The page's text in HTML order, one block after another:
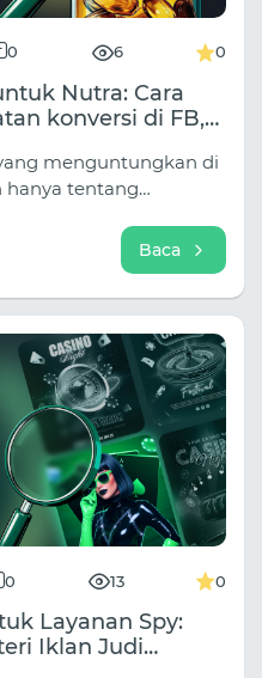
0 6 0
Nutra: Cara
konversi di FB,
menguntungkan di
hanya tentang
lalu lintas, Nutra
niche (Penurunan
Peremajaan, Nutra
sangat bervariasi
lintas.
Baca
0 13 0
Layanan Spy:
Iklan Judi